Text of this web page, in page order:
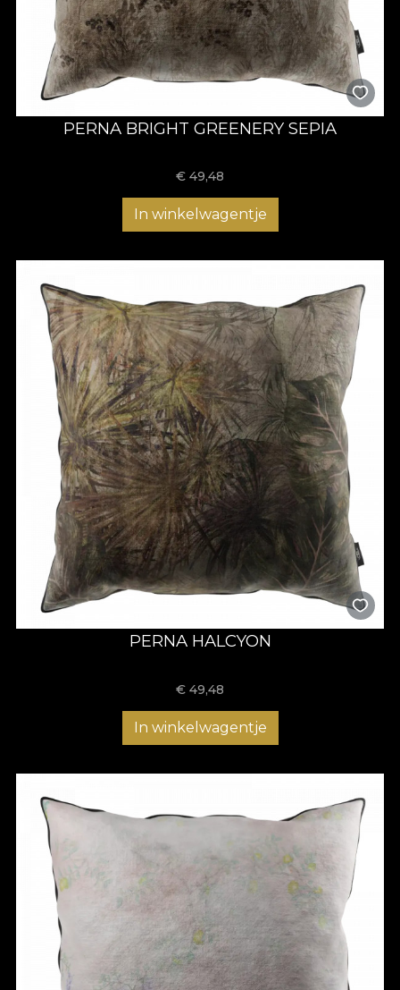
PERNA BRIGHT GREENERY SEPIA
€ 49,48
In winkelwagentje
PERNA HALCYON
€ 49,48
In winkelwagentje